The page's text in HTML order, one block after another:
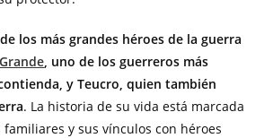
los más grandes héroes de la guerra
, uno de los guerreros más
y Teucro, quien también
. La historia de su vida está marcada
y sus vínculos con héroes